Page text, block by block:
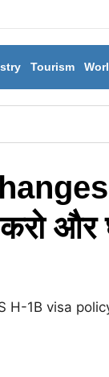
Tourism
:
और